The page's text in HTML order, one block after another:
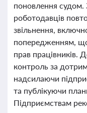
поновлення судом.
роботодавців
звільнення,
попередженням,
прав працівників.
контроль за
надсилаючи
та публікуючи
Підприємствам